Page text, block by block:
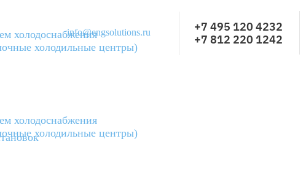
info@engsolutions.ru
+7 495 120 4232
+7 812 220 1242
холодоснабжения
холодильные центры)
холодоснабжения
холодильные центры)